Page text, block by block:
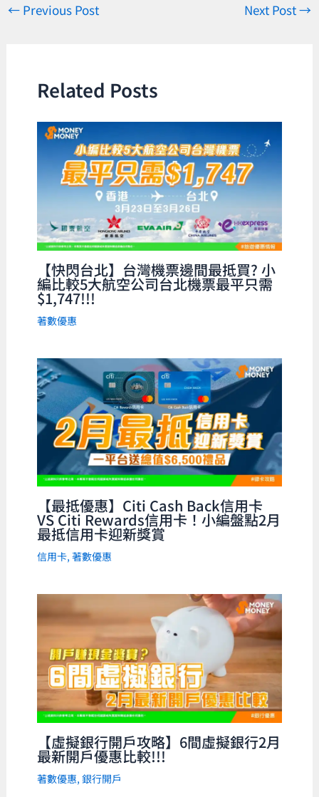
← Previous Post Next Post→
Related Posts
【快閃台北】台灣機票邊間最抵買? 小
編比較5大航空公司台北機票最平只需
$1,747!!!
著數優惠
【最抵優惠】Citi Cash Back信用卡
VS Citi Rewards信用卡！小編盤點2月
最抵信用卡迎新獎賞
信用卡, 著數優惠
【虛擬銀行開戶攻略】6間虛擬銀行2月
最新開戶優惠比較!!!
著數優惠, 銀行開戶